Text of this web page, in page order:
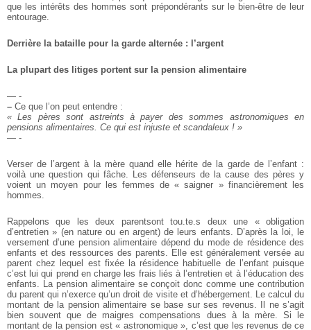
que les intérêts des hommes sont prépondérants sur le bien-être de leur
entourage.
Derrière la bataille pour la garde alternée : l’argent
La plupart des litiges portent sur la pension alimentaire
— -
– Ce que l’on peut entendre :
« Les pères sont astreints à payer des sommes astronomiques en
pensions alimentaires. Ce qui est injuste et scandaleux ! »
— -
Verser de l’argent à la mère quand elle hérite de la garde de l’enfant :
voilà une question qui fâche. Les défenseurs de la cause des pères y
voient un moyen pour les femmes de « saigner » financièrement les
hommes.
Rappelons que les deux parentsont tou.te.s deux une « obligation
d’entretien » (en nature ou en argent) de leurs enfants. D’après la loi, le
versement d’une pension alimentaire dépend du mode de résidence des
enfants et des ressources des parents. Elle est généralement versée au
parent chez lequel est fixée la résidence habituelle de l’enfant puisque
c’est lui qui prend en charge les frais liés à l’entretien et à l’éducation des
enfants. La pension alimentaire se conçoit donc comme une contribution
du parent qui n’exerce qu’un droit de visite et d’hébergement. Le calcul du
montant de la pension alimentaire se base sur ses revenus. Il ne s’agit
bien souvent que de maigres compensations dues à la mère. Si le
montant de la pension est « astronomique », c’est que les revenus de ce